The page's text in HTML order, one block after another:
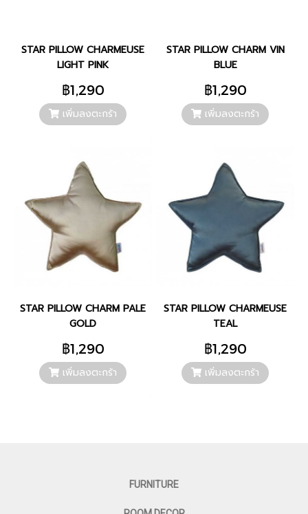
STAR PILLOW CHARMEUSE
LIGHT PINK
฿1,290
เพิ่มลงตะกร้า
STAR PILLOW CHARM VIN
BLUE
฿1,290
เพิ่มลงตะกร้า
STAR PILLOW CHARM PALE
GOLD
฿1,290
เพิ่มลงตะกร้า
STAR PILLOW CHARMEUSE
TEAL
฿1,290
เพิ่มลงตะกร้า
FURNITURE